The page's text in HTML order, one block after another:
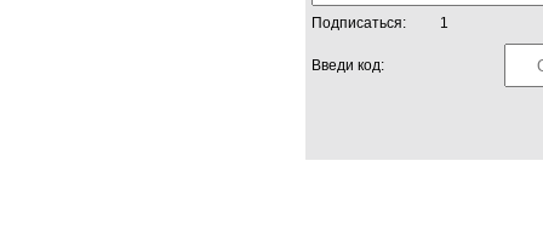
Подписаться: 1
Введи код: